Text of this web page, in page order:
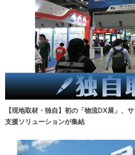
【現地取材・独自】初の「物流DX展」、
支援ソリューションが集結